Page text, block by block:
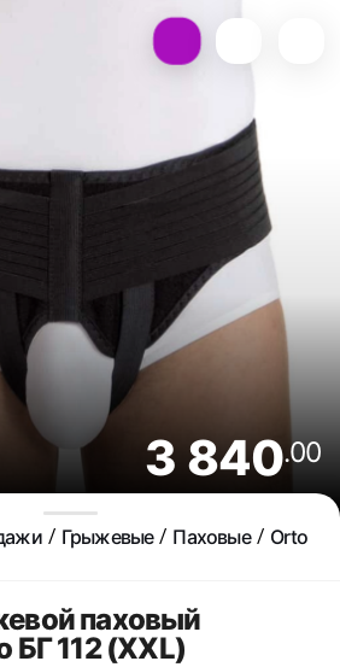
3 840.00
Грыжевые Паховые Orto
паховый
112 (XXL)